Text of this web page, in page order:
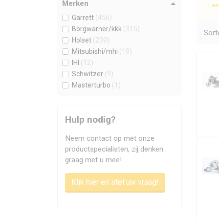
Merken
Garrett (456)
Borgwarner/kkk (315)
Holset (209)
Mitsubishi/mhi (19)
IHI (12)
Schwitzer (9)
Masterturbo (1)
Hulp nodig?
Neem contact op met onze
productspecialisten, zij denken
graag met u mee!
Klik hier en stel uw vraag!